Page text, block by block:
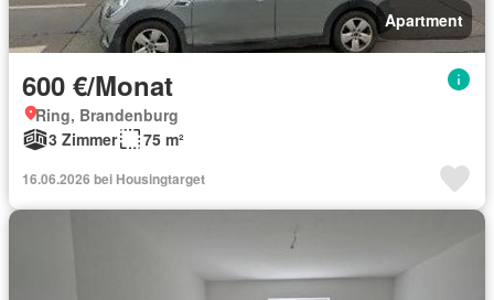
Apartment
600 €/Monat
Ring, Brandenburg
3 Zimmer
75 m²
16.06.2026 bei Housingtarget